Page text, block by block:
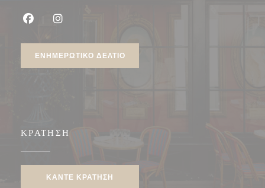
ΕΝΗΜΕΡΩΤΙΚΌ ΔΕΛΤΊΟ
ΚΡΆΤΗΣΗ
ΚΆΝΤΕ ΚΡΆΤΗΣΗ